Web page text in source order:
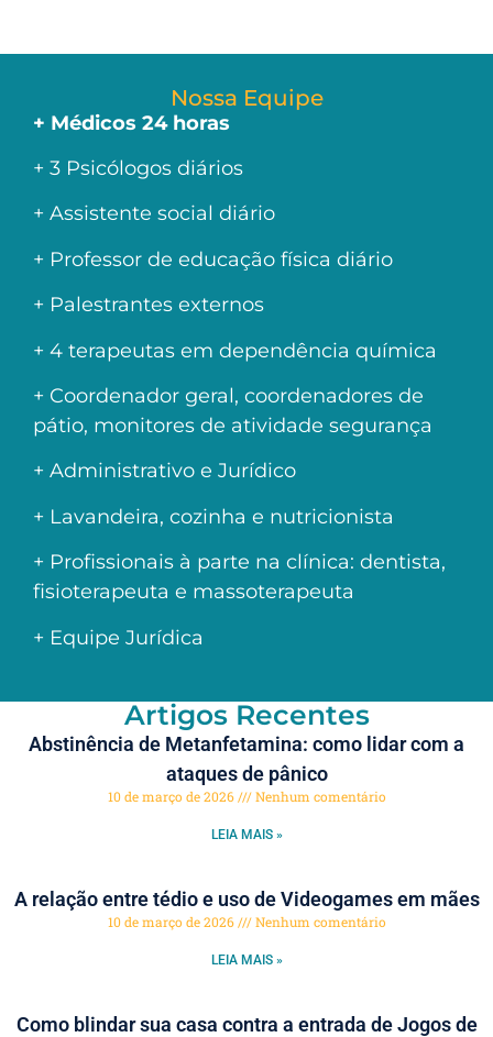
Nossa Equipe
+ Médicos 24 horas
+ 3 Psicólogos diários
+ Assistente social diário
+ Professor de educação física diário
+ Palestrantes externos
+ 4 terapeutas em dependência química
+ Coordenador geral, coordenadores de
pátio, monitores de atividade segurança
+ Administrativo e Jurídico
+ Lavandeira, cozinha e nutricionista
+ Profissionais à parte na clínica: dentista,
fisioterapeuta e massoterapeuta
+ Equipe Jurídica
Artigos Recentes
Abstinência de Metanfetamina: como lidar com a
ataques de pânico
10 de março de 2026 Nenhum comentário
LEIA MAIS »
A relação entre tédio e uso de Videogames em mães
10 de março de 2026 Nenhum comentário
LEIA MAIS »
Como blindar sua casa contra a entrada de Jogos de